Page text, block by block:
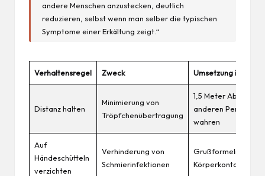
andere Menschen anzustecken, deutlich
reduzieren, selbst wenn man selber die typischen
Symptome einer Erkältung zeigt.“
Verhaltensregel Zweck Umsetzung im
Distanz halten
Minimierung von
Tröpfchenübertragung
1,5 Meter Abstand
anderen Personen
wahren
Auf
Händeschütteln
verzichten
Verhinderung von
Schmierinfektionen
Grußformeln ohne
Körperkontakt